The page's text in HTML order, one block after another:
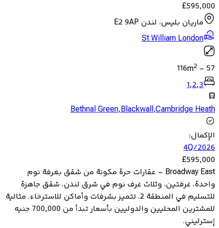
£595,000
ماريان بليس، لندن E2 9AP
St William London
57
-
116m2
1,2,3
Bethnal Green,Blackwall,Cambridge Heath
الإكمال:
4Q/2026
£595,000
Broadway East – عقارات حرة مكونة من شقق بغرفة نوم
واحدة، غرفتين، وثلاث غرف نوم في شرق لندن. شقق جاهزة
للتسليم في المنطقة 2، تتميز بشرفات وأماكن للاسترخاء. مثالية
للمشترين المحليين والدوليين بأسعار تبدأ من 700,000 جنيه
إسترليني.